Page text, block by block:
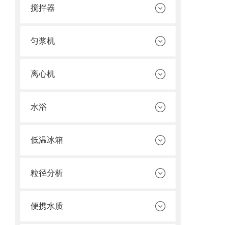
搅拌器
匀浆机
离心机
水浴
低温冰箱
粒径分析
便携水质